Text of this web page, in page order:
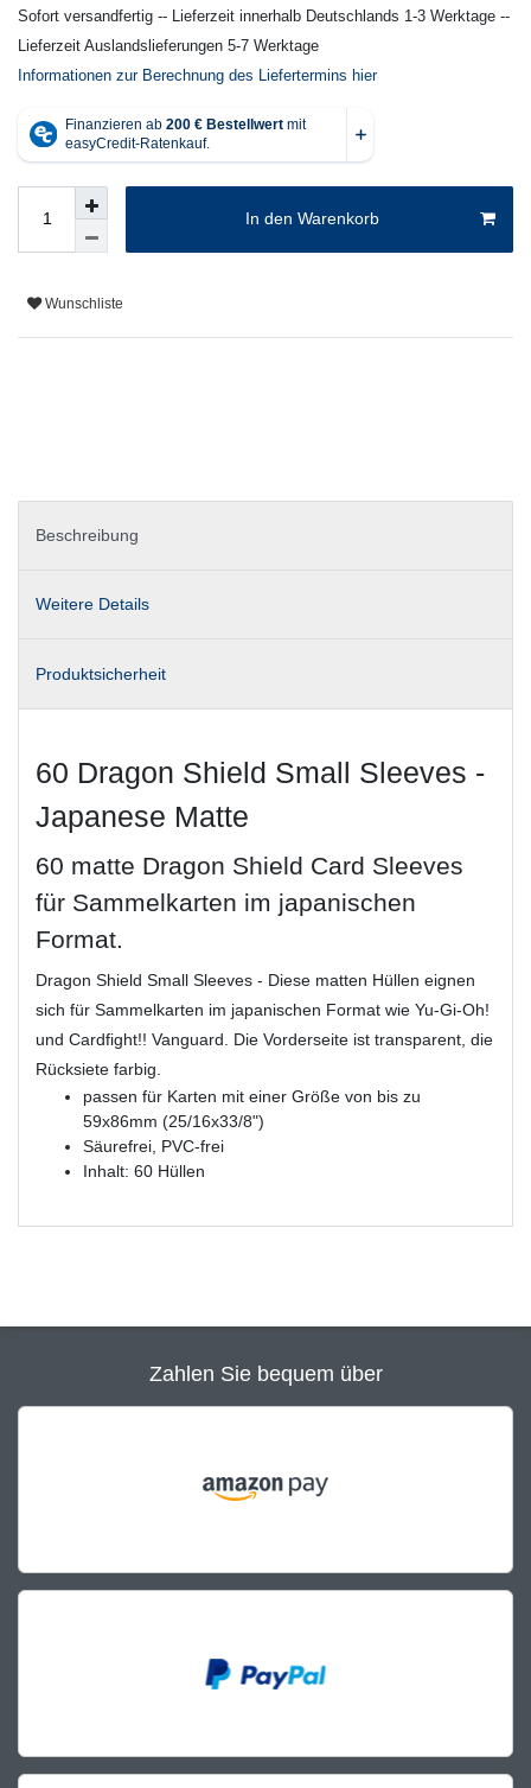
Sofort versandfertig -- Lieferzeit innerhalb Deutschlands 1-3 Werktage --
Lieferzeit Auslandslieferungen 5-7 Werktage
Informationen zur Berechnung des Liefertermins hier
In den Warenkorb
Wunschliste
Beschreibung
Weitere Details
Produktsicherheit
60 Dragon Shield Small Sleeves -
Japanese Matte
60 matte Dragon Shield Card Sleeves
für Sammelkarten im japanischen
Format.
Dragon Shield Small Sleeves - Diese matten Hüllen eignen
sich für Sammelkarten im japanischen Format wie Yu-Gi-Oh!
und Cardfight!! Vanguard. Die Vorderseite ist transparent, die
Rücksiete farbig.
passen für Karten mit einer Größe von bis zu
59x86mm (25/16x33/8")
Säurefrei, PVC-frei
Inhalt: 60 Hüllen
Zahlen Sie bequem über